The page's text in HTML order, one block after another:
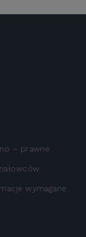
– prawne
wymagane